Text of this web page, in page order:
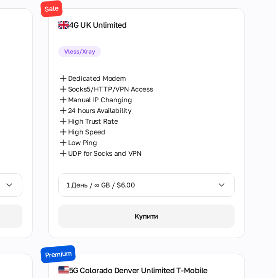
Волвергемптон
Денвер
Лас-Вегас
Лондон
Мелвілл
Нью-Йорк
Одеса
Сієтл
4G UK Unlimited
Sale
Vless/Xray
Dedicated Modem
Socks5/HTTP/VPN Access
Manual IP Changing
24 hours Availability
High Trust Rate
High Speed
Low Ping
UDP for Socks and VPN
1 День / ∞ GB / $6.00
15 Днів / ∞ GB / $64.00
Купити
5G Colorado Denver Unlimited T-Mobile
Premium